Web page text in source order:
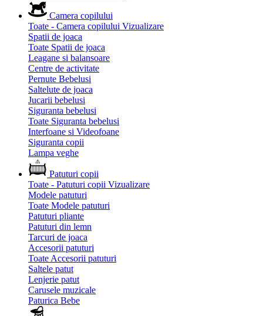
Camera copilului
Toate - Camera copilului Vizualizare
Spatii de joaca
Toate Spatii de joaca
Leagane si balansoare
Centre de activitate
Pernute Bebelusi
Saltelute de joaca
Jucarii bebelusi
Siguranta bebelusi
Toate Siguranta bebelusi
Interfoane si Videofoane
Siguranta copii
Lampa veghe
Patuturi copii
Toate - Patuturi copii Vizualizare
Modele patuturi
Toate Modele patuturi
Patuturi pliante
Patuturi din lemn
Tarcuri de joaca
Accesorii patuturi
Toate Accesorii patuturi
Saltele patut
Lenjerie patut
Carusele muzicale
Paturica Bebe